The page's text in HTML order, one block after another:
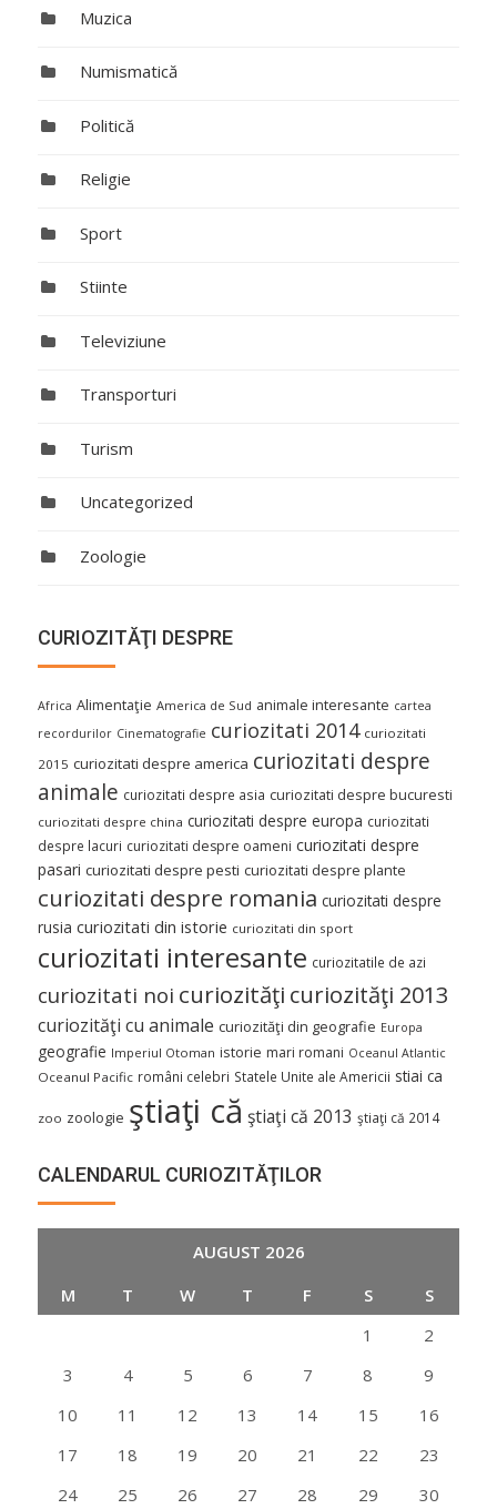
Muzica
Numismatică
Politică
Religie
Sport
Stiinte
Televiziune
Transporturi
Turism
Uncategorized
Zoologie
CURIOZITĂŢI DESPRE
Africa Alimentaţie America de Sud animale interesante cartea
recordurilor Cinematografie curiozitati 2014 curiozitati
2015 curiozitati despre america curiozitati despre
animale curiozitati despre asia curiozitati despre bucuresti
curiozitati despre china curiozitati despre europa curiozitati
despre lacuri curiozitati despre oameni curiozitati despre
pasari curiozitati despre pesti curiozitati despre plante
curiozitati despre romania curiozitati despre
rusia curiozitati din istorie curiozitati din sport
curiozitati interesante curiozitatile de azi
curiozitati noi curiozităţi curiozităţi 2013
curiozităţi cu animale curiozităţi din geografie Europa
geografie Imperiul Otoman istorie mari romani Oceanul Atlantic
Oceanul Pacific români celebri Statele Unite ale Americii stiai ca
zoo zoologie ştiaţi că ştiaţi că 2013 ştiaţi că 2014
CALENDARUL CURIOZITĂŢILOR
AUGUST 2026
M
T W T F S
S
1
2
3
4 5 6 7 8
9
10
11 12 13 14 15
16
17
18 19 20 21 22
23
24
25 26 27 28 29 30